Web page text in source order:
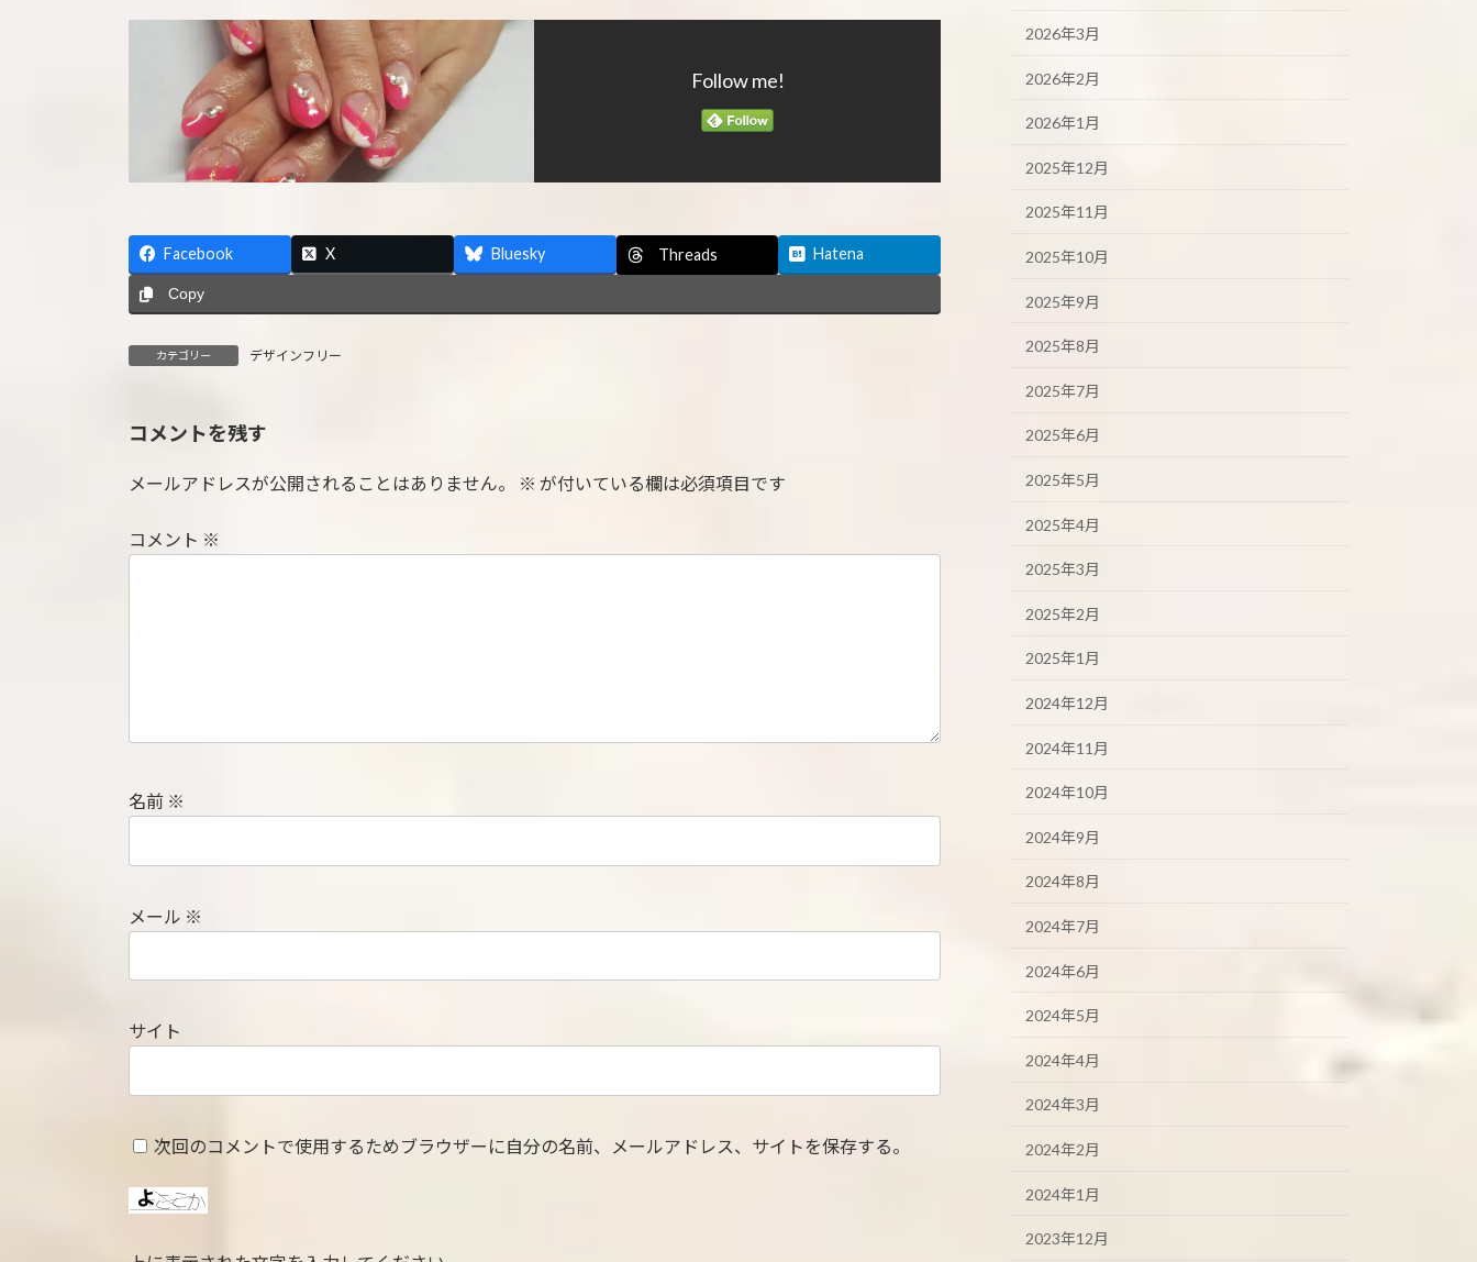
Follow me!
Facebook X Bluesky Threads Hatena
Copy
カテゴリー デザインフリー
コメントを残す
メールアドレスが公開されることはありません。 ※ が付いている欄は必須項目です
コメント ※
名前 ※
メール ※
サイト
次回のコメントで使用するためブラウザーに自分の名前、メールアドレス、サイトを保存する。
2026年3月
2026年2月
2026年1月
2025年12月
2025年11月
2025年10月
2025年9月
2025年8月
2025年7月
2025年6月
2025年5月
2025年4月
2025年3月
2025年2月
2025年1月
2024年12月
2024年11月
2024年10月
2024年9月
2024年8月
2024年7月
2024年6月
2024年5月
2024年4月
2024年3月
2024年2月
2024年1月
2023年12月